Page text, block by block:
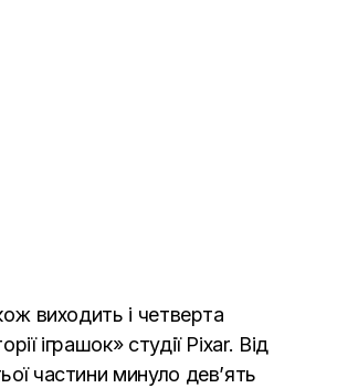
виходить і четверта
іграшок» студії Pixar. Від
частини минуло дев’ять